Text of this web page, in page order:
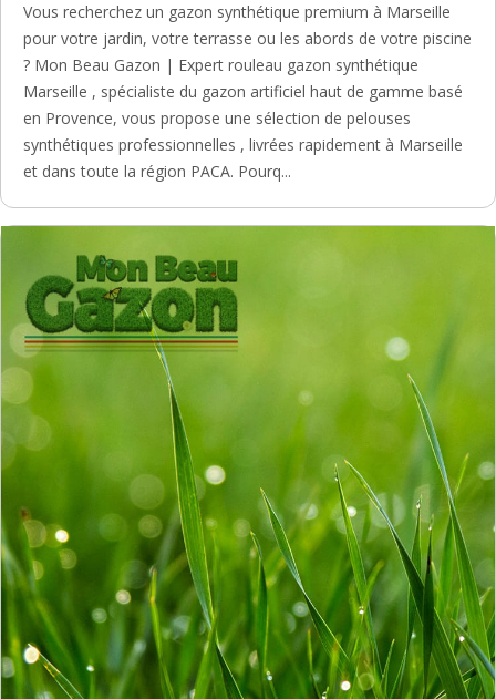
Vous recherchez un gazon synthétique premium à Marseille
pour votre jardin, votre terrasse ou les abords de votre piscine
? Mon Beau Gazon | Expert rouleau gazon synthétique
Marseille , spécialiste du gazon artificiel haut de gamme basé
en Provence, vous propose une sélection de pelouses
synthétiques professionnelles , livrées rapidement à Marseille
et dans toute la région PACA. Pourq...